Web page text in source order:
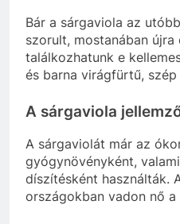
Bár a sárgaviola az
szorult, mostanában
találkozhatunk e
és barna virágfürtű, szép
A sárgaviola
A sárgaviolát már az
gyógynövényként,
díszítésként használták.
országokban vadon nő